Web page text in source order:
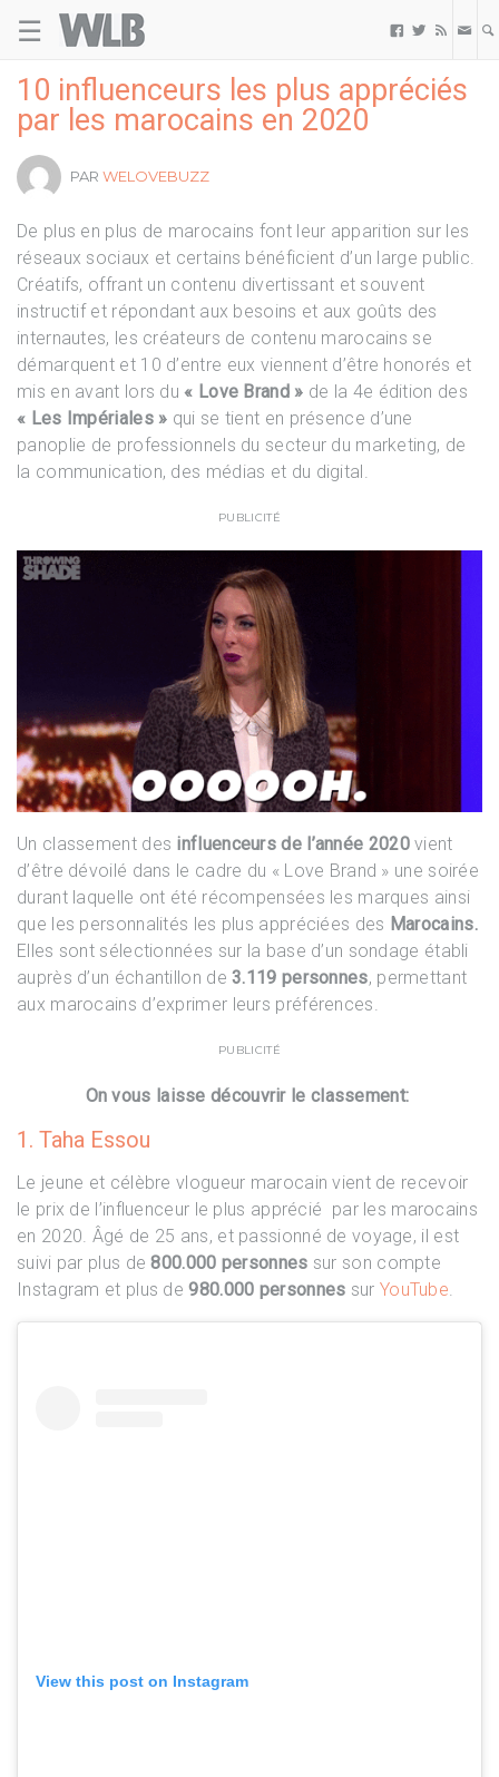
☰   
10 influenceurs les plus appréciés
par les marocains en 2020
PAR WELOVEBUZZ
De plus en plus de marocains font leur apparition sur les
réseaux sociaux et certains bénéficient d’un large public.
Créatifs, offrant un contenu divertissant et souvent
instructif et répondant aux besoins et aux goûts des
internautes, les créateurs de contenu marocains se
démarquent et 10 d’entre eux viennent d’être honorés et
mis en avant lors du« Love Brand » de la 4e édition des
« Les Impériales » qui se tient en présence d’une
panoplie de professionnels du secteur du marketing, de
la communication, des médias et du digital.
PUBLICITÉ
Un classement des influenceurs de l’année 2020vient
d’être dévoilé dans le cadre du « Love Brand » une soirée
durant laquelle ont été récompensées les marques ainsi
que les personnalités les plus appréciées des Marocains.
Elles sont sélectionnées sur la base d’un sondage établi
auprès d’un échantillon de3.119 personnes, permettant
aux marocains d’exprimer leurs préférences.
PUBLICITÉ
On vous laisse découvrir le classement:
1. Taha Essou
Le jeune et célèbre vlogueur marocain vient de recevoir
le prix de l’influenceur le plus apprécié par les marocains
en 2020. Âgé de 25 ans, et passionné de voyage, il est
suivi par plus de800.000 personnes sur son compte
Instagram et plus de980.000 personnes sur YouTube.
View this post on Instagram